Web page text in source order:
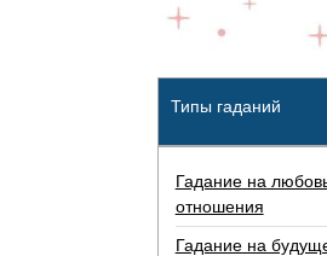
Типы гаданий
Гадание на
отношения
Гадание на